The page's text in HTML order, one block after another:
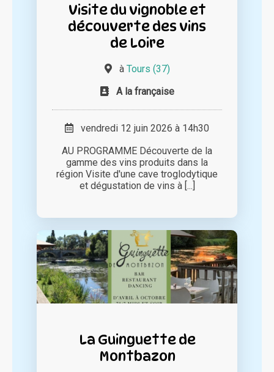
Visite du vignoble et
découverte des vins
de Loire
à Tours (37)
A la française
vendredi 12 juin 2026 à 14h30
AU PROGRAMME Découverte de la
gamme des vins produits dans la
région Visite d'une cave troglodytique
et dégustation de vins à [...]
La Guinguette de
Montbazon